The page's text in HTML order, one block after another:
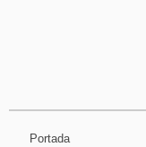
Modelo de
Portada